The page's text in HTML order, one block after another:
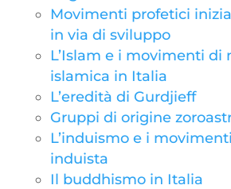
Movimenti profetici
in via di sviluppo
L’Islam e i movimenti di
islamica in Italia
L’eredità di Gurdjieff
Gruppi di origine
L’induismo e i
induista
Il buddhismo in Italia